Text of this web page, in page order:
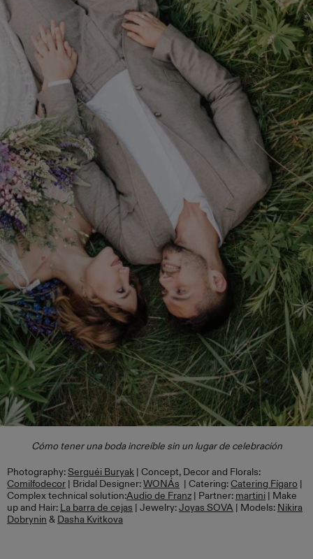
Cómo tener una boda increíble sin un lugar de celebración
Photography:Serguéi Buryak | Concept, Decor and Florals:
Comilfodecor | Bridal Designer:WONÁs | Catering:Catering Fígaro |
Complex technical solution:Audio de Franz | Partner: martini | Make
up and Hair: La barra de cejas | Jewelry:Joyas SOVA | Models: Nikira
Dobrynin & Dasha Kvitkova